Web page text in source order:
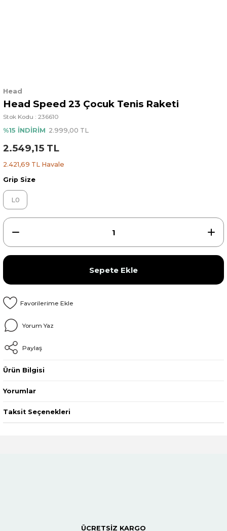
Head
Head Speed 23 Çocuk Tenis Raketi
Stok Kodu : 236610
%15 İNDİRİM 2.999,00 TL
2.549,15 TL
2.421,69 TL Havale
Grip Size
L0
Sepete Ekle
Yorum Yaz
Paylaş
Ürün Bilgisi
Yorumlar
Taksit Seçenekleri
ÜCRETSİZ KARGO